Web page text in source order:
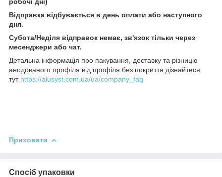
Відправка відбувається в день оплати або наступного
дня
Субота/Неділя відправок немає, зв'язок тільки через
месенджери або чат.
Детальна інформація про пакування, доставку та різницю
анодованого профіля від профіля без покриття дізнайтеся
тут https://alusyst.com.ua/ua/company_faq
Приховати
Спосіб упаковки